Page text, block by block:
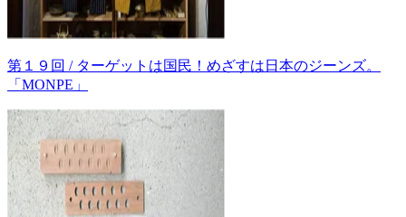
第１９回 / ターゲットは国民！めざすは日本のジーンズ。
「MONPE」